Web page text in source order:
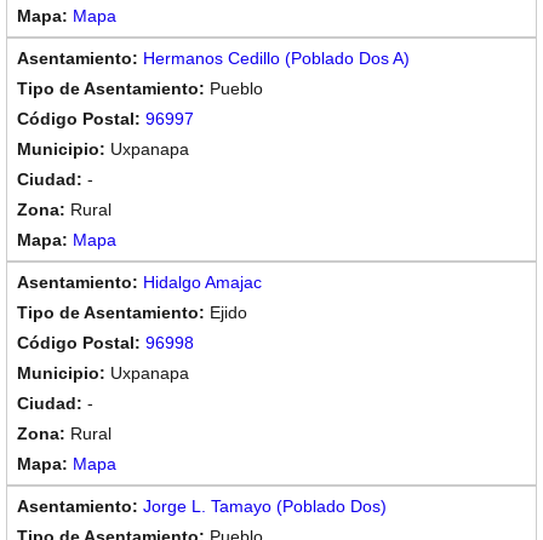
Mapa
Hermanos Cedillo (Poblado Dos A)
Pueblo
96997
Uxpanapa
-
Rural
Mapa
Hidalgo Amajac
Ejido
96998
Uxpanapa
-
Rural
Mapa
Jorge L. Tamayo (Poblado Dos)